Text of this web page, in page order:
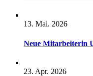
13. Mai. 2026
Neue Mitarbeiterin
23. Apr. 2026